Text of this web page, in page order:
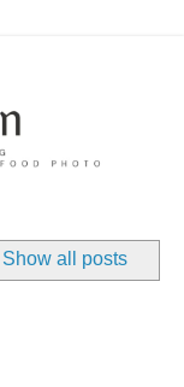
Show all posts